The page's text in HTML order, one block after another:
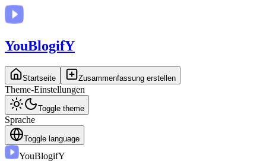
YouBlogifY
Startseite Zusammenfassung erstellen
Theme-Einstellungen
Toggle theme
Sprache
Toggle language
YouBlogifY